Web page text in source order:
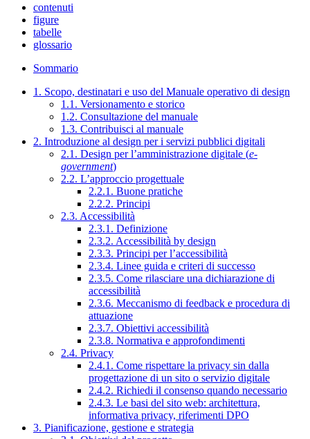
contenuti
figure
tabelle
glossario
Sommario
1. Scopo, destinatari e uso del Manuale operativo di design
1.1. Versionamento e storico
1.2. Consultazione del manuale
1.3. Contribuisci al manuale
2. Introduzione al design per i servizi pubblici digitali
2.1. Design per l’amministrazione digitale (e-
government)
2.2. L’approccio progettuale
2.2.1. Buone pratiche
2.2.2. Principi
2.3. Accessibilità
2.3.1. Definizione
2.3.2. Accessibilità by design
2.3.3. Principi per l’accessibilità
2.3.4. Linee guida e criteri di successo
2.3.5. Come rilasciare una dichiarazione di
accessibilità
2.3.6. Meccanismo di feedback e procedura di
attuazione
2.3.7. Obiettivi accessibilità
2.3.8. Normativa e approfondimenti
2.4. Privacy
2.4.1. Come rispettare la privacy sin dalla
progettazione di un sito o servizio digitale
2.4.2. Richiedi il consenso quando necessario
2.4.3. Le basi del sito web: architettura,
informativa privacy, riferimenti DPO
3. Pianificazione, gestione e strategia